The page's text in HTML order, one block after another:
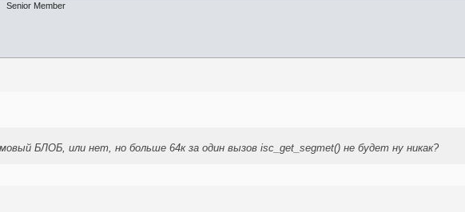
Senior Member
БЛОБ, или нет, но больше 64к за один вызов isc_get_segmet() не будет ну никак?